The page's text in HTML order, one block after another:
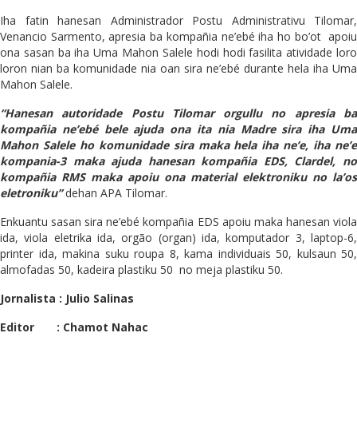
Iha fatin hanesan Administrador Postu Administrativu Tilomar,
Venancio Sarmento, apresia ba kompañia ne’ebé iha ho bo’ot apoiu
ona sasan ba iha Uma Mahon Salele hodi hodi fasilita atividade loro
loron nian ba komunidade nia oan sira ne’ebé durante hela iha Uma
Mahon Salele.
“Hanesan autoridade Postu Tilomar orgullu no apresia ba
kompañia ne’ebé bele ajuda ona ita nia Madre sira iha Uma
Mahon Salele ho komunidade sira maka hela iha ne’e, iha ne’e
kompania-3 maka ajuda hanesan kompañia EDS, Clardel, no
kompañia RMS maka apoiu ona material elektroniku no la’os
eletroniku”dehan APA Tilomar.
Enkuantu sasan sira ne’ebé kompañia EDS apoiu maka hanesan viola
ida, viola eletrika ida, orgão (organ) ida, komputador 3, laptop-6,
printer ida, makina suku roupa 8, kama individuais 50, kulsaun 50,
almofadas 50, kadeira plastiku 50 no meja plastiku 50.
Jornalista : Julio Salinas
Editor : Chamot Nahac